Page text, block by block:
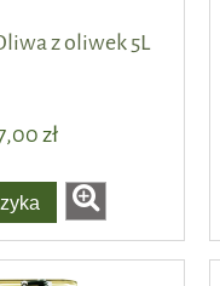
z oliwek 5L
zł